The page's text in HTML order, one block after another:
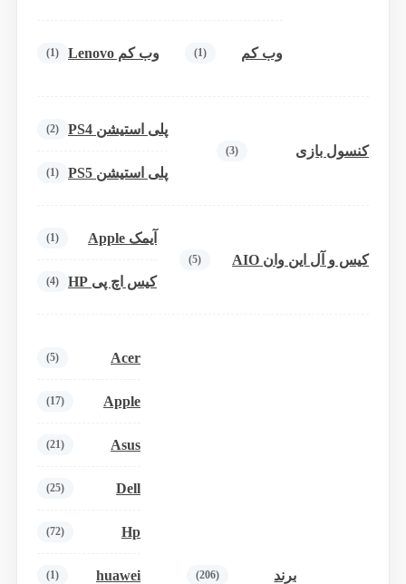
وب کم (1) وب کم Lenovo (1)
کنسول بازی (3)
پلی استیشن PS4 (2)
پلی استیشن PS5 (1)
کیس و آل این وان AIO (5)
آیمک Apple (1)
کیس اچ پی HP (4)
برند (206)
Acer
(5)
Apple
(17)
Asus
(21)
Dell
(25)
Hp
(72)
huawei
(1)